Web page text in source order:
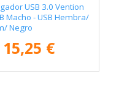
USB 3.0 Vention
Macho - USB Hembra/
Negro
15,25 €